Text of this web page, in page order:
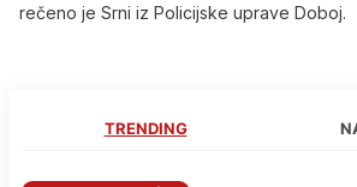
rečeno je Srni iz Policijske uprave Doboj.
TRENDING